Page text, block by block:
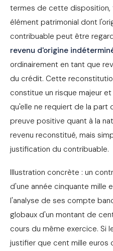
termes de cette
élément patrimonial dont
contribuable peut être
revenu d'origine
ordinairement en tant que
du crédit. Cette
constitue un risque majeur
qu'elle ne requiert de la part
preuve positive quant à la
revenu reconstitué, mais
justification du contribuable.
Illustration concrète : un
d'une année cinquante mille
l'analyse de ses compte
globaux d'un montant de
cours du même exercice. Si
justifier que cent mille euros